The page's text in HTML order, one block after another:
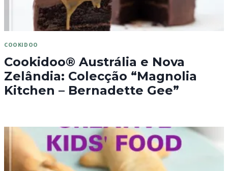
COOKIDOO
Cookidoo® Austrália e Nova
Zelândia: Colecção “Magnolia
Kitchen – Bernadette Gee”